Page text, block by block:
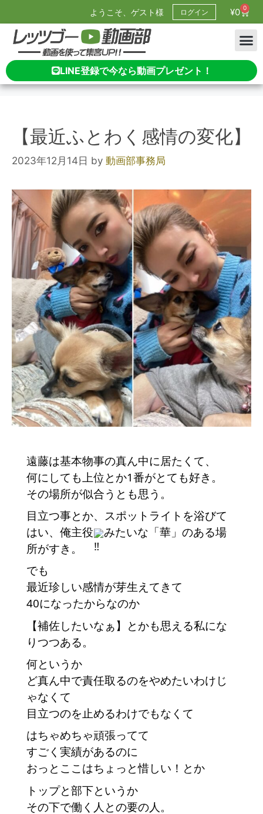
ようこそ、ゲスト様 ログイン ¥0 0
LINE登録で今なら動画プレゼント！
【最近ふとわく感情の変化】
2023年12月14日 by 動画部事務局
遠藤は基本物事の真ん中に居たくて、
何にしても上位とか1番がとても好き。
その場所が似合うとも思う。
目立つ事とか、スポットライトを浴びて
はい、俺主役
みたいな「華」のある場
所がすき。
でも
最近珍しい感情が芽生えてきて
40になったからなのか
【補佐したいなぁ】とかも思える私にな
りつつある。
何というか
ど真ん中で責任取るのをやめたいわけじ
ゃなくて
目立つのを止めるわけでもなくて
はちゃめちゃ頑張ってて
すごく実績があるのに
おっとここはちょっと惜しい！とか
トップと部下というか
その下で働く人との要の人。